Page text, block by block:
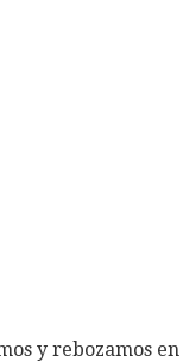
y rebozamos en